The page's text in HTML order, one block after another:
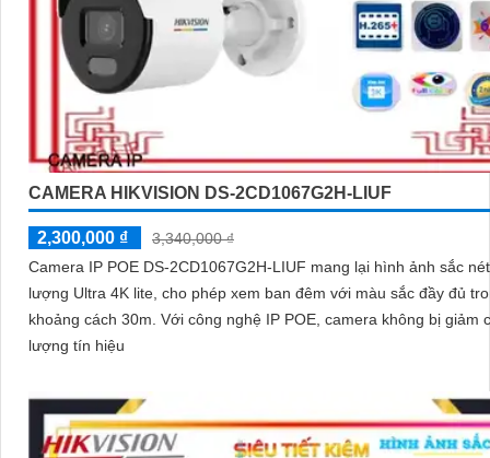
CAMERA HIKVISION DS-2CD1067G2H-LIUF
2,300,000 ₫
3,340,000 ₫
Camera IP POE DS-2CD1067G2H-LIUF mang lại hình ảnh sắc
lượng Ultra 4K lite, cho phép xem ban đêm với màu sắc đầy đủ
khoảng cách 30m. Với công nghệ IP POE, camera không bị giảm chất
lượng tín hiệu